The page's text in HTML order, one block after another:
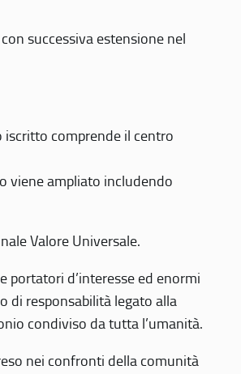
successiva estensione nel
iscritto comprende il centro
viene ampliato includendo
Valore Universale.
portatori d’interesse ed enormi
di responsabilità legato alla
condiviso da tutta l’umanità.
nei confronti della comunità